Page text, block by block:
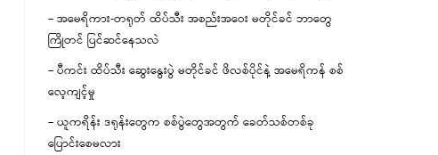
– အမေရိကား-တရုတ် ထိပ်သီး အစည်းအဝေး မတိုင်ခင် ဘာတွေ
ကြိုတင် ပြင်ဆင်နေသလဲ
– ပီကင်း ထိပ်သီး ဆွေးနွေးပွဲ မတိုင်ခင် ဖိလစ်ပိုင်နဲ့ အမေရိကန် စစ်
လေ့ကျင့်မှု
– ယူကရိန်း ဒရုန်းတွေက စစ်ပွဲတွေအတွက် ခေတ်သစ်တစ်ခု
ပြောင်းစေမလား